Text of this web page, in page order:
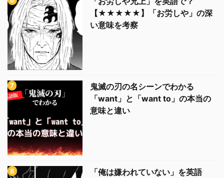
【★★★★★】「お労しや」の深
い意味を考察
鬼滅の刃の名シーンでわかる
「want」と「want to」の本当の
意味と違い
「俺は嫌われていない」を英語